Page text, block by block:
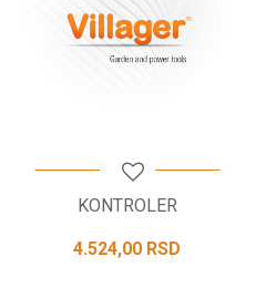
KONTROLER
4.524,00 RSD